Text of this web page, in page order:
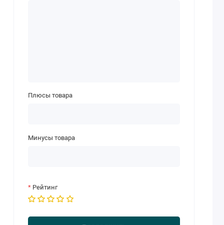
Плюсы товара
Минусы товара
Рейтинг